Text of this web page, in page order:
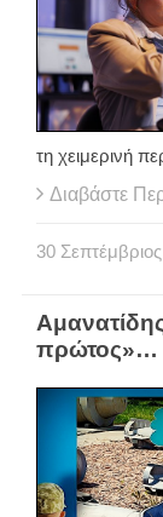
τη χειμερινή
Διαβάστε
30 Σεπτέμβριος
πρώτος»…